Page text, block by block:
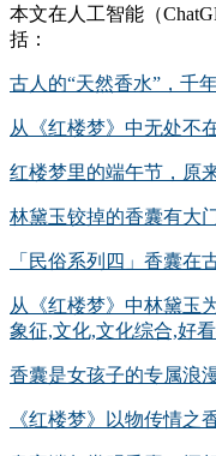
本文在人工智能（
括：
古人的“天然香水”，千
从《红楼梦》中无处不
红楼梦里的端午节，原
林黛玉铰掉的香囊有大
「民俗系列四」香囊在
从《红楼梦》中林黛玉
象征,文化,文化综合,好
香囊是女孩子的专属浪
《红楼梦》以物传情之